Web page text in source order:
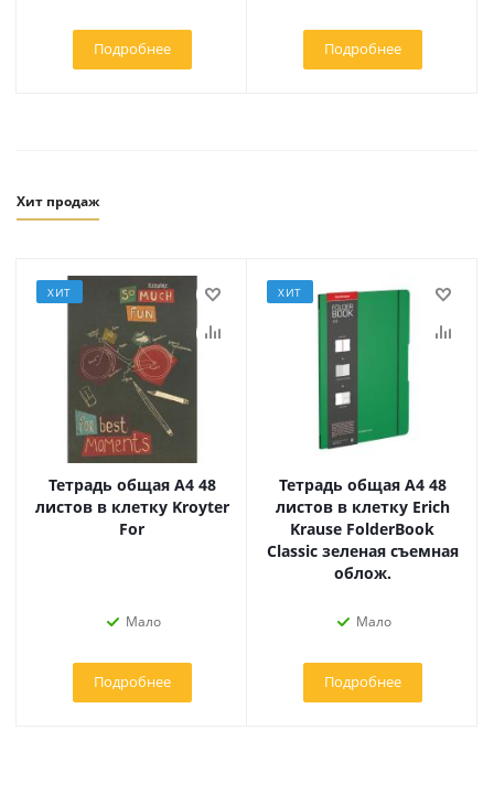
Подробнее Подробнее
Хит продаж
ХИТ
Тетрадь общая А4 48
листов в клетку Kroyter
For
Мало
Подробнее
ХИТ
Тетрадь общая А4 48
листов в клетку Erich
Krause FolderBook
Classic зеленая съемная
облож.
Мало
Подробнее